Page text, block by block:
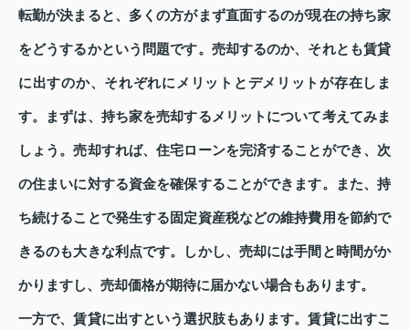
転勤が決まると、多くの方がまず直面するのが現在の持ち家
をどうするかという問題です。売却するのか、それとも賃貸
に出すのか、それぞれにメリットとデメリットが存在しま
す。まずは、持ち家を売却するメリットについて考えてみま
しょう。売却すれば、住宅ローンを完済することができ、次
の住まいに対する資金を確保することができます。また、持
ち続けることで発生する固定資産税などの維持費用を節約で
きるのも大きな利点です。しかし、売却には手間と時間がか
かりますし、売却価格が期待に届かない場合もあります。
一方で、賃貸に出すという選択肢もあります。賃貸に出すこ